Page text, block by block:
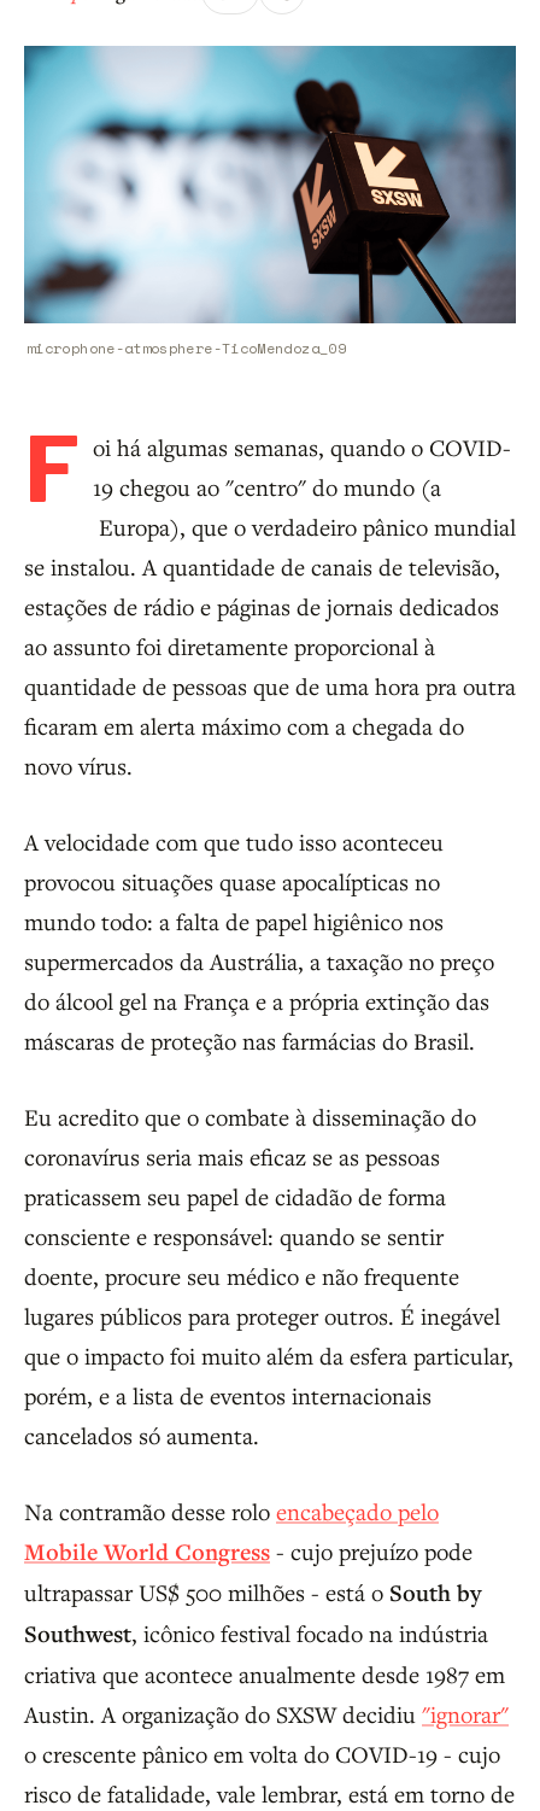
microphone-atmosphere-TicoMendoza_09
F oi há algumas semanas, quando o COVID-
19 chegou ao "centro" do mundo (a
Europa), que o verdadeiro pânico mundial
se instalou. A quantidade de canais de televisão,
estações de rádio e páginas de jornais dedicados
ao assunto foi diretamente proporcional à
quantidade de pessoas que de uma hora pra outra
ficaram em alerta máximo com a chegada do
novo vírus.
A velocidade com que tudo isso aconteceu
provocou situações quase apocalípticas no
mundo todo: a falta de papel higiênico nos
supermercados da Austrália, a taxação no preço
do álcool gel na França e a própria extinção das
máscaras de proteção nas farmácias do Brasil.
Eu acredito que o combate à disseminação do
coronavírus seria mais eficaz se as pessoas
praticassem seu papel de cidadão de forma
consciente e responsável: quando se sentir
doente, procure seu médico e não frequente
lugares públicos para proteger outros. É inegável
que o impacto foi muito além da esfera particular,
porém, e a lista de eventos internacionais
cancelados só aumenta.
Na contramão desse rolo encabeçado pelo
Mobile World Congress - cujo prejuízo pode
ultrapassar US$ 500 milhões - está o South by
Southwest, icônico festival focado na indústria
criativa que acontece anualmente desde 1987 em
Austin. A organização do SXSW decidiu "ignorar"
o crescente pânico em volta do COVID-19 - cujo
risco de fatalidade, vale lembrar, está em torno de